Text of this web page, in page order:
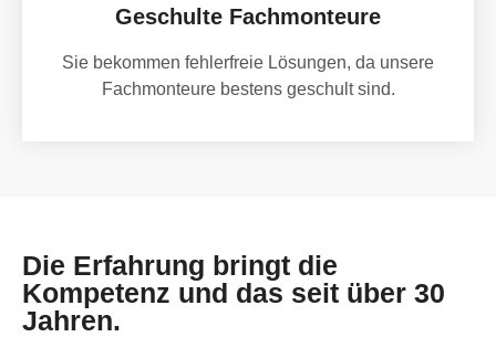
Geschulte Fachmonteure
Sie bekommen fehlerfreie Lösungen, da unsere
Fachmonteure bestens geschult sind.
Die Erfahrung bringt die
Kompetenz und das seit über 30
Jahren.